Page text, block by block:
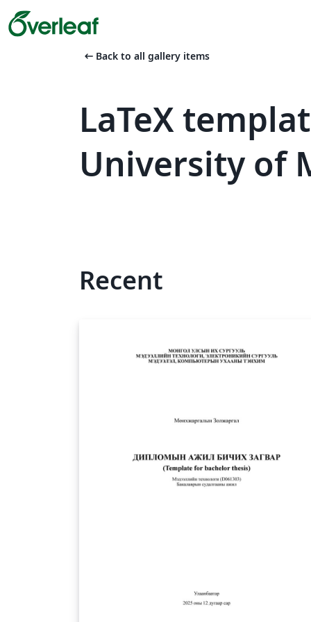
arrow_left_alt Back to all gallery items
LaTeX
University of
Recent